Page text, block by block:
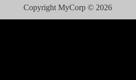
Copyright MyCorp © 2026